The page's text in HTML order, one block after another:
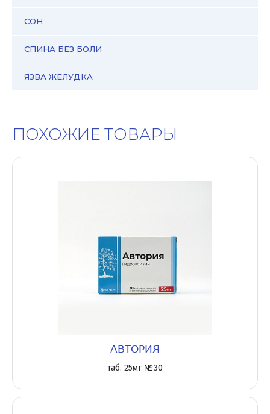
СОН
СПИНА БЕЗ БОЛИ
ЯЗВА ЖЕЛУДКА
ПОХОЖИЕ ТОВАРЫ
АВТОРИЯ
таб. 25мг №30